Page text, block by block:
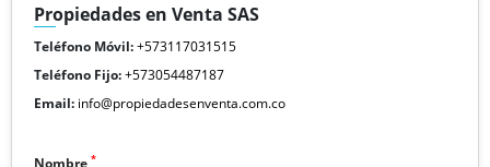
Propiedades en Venta SAS
Teléfono Móvil:+573117031515
Teléfono Fijo:+573054487187
Email: info@propiedadesenventa.com.co
Nombre *